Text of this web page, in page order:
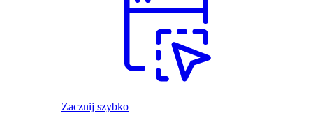
Zacznij szybko